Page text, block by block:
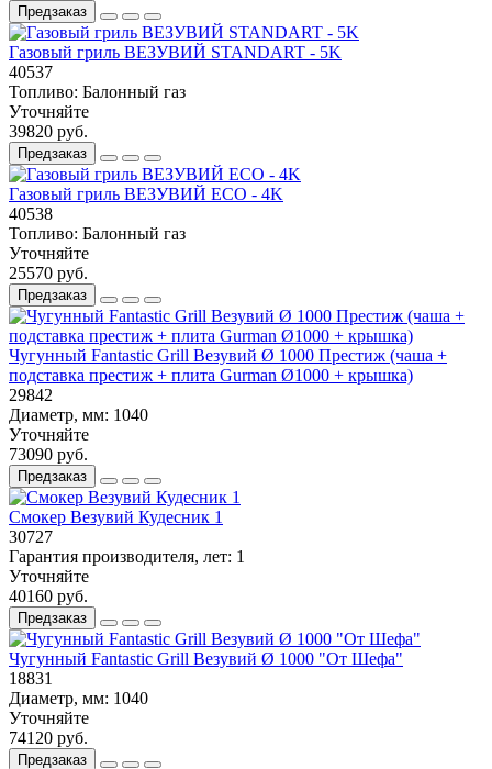
Предзаказ
Газовый гриль ВЕЗУВИЙ STANDART - 5K
40537
Топливо: Балонный газ
Уточняйте
39820 руб.
Предзаказ
Газовый гриль ВЕЗУВИЙ ECO - 4K
40538
Топливо: Балонный газ
Уточняйте
25570 руб.
Предзаказ
Чугунный Fantastic Grill Везувий Ø 1000 Престиж (чаша +
подставка престиж + плита Gurman Ø1000 + крышка)
29842
Диаметр, мм: 1040
Уточняйте
73090 руб.
Предзаказ
Смокер Везувий Кудесник 1
30727
Гарантия производителя, лет: 1
Уточняйте
40160 руб.
Предзаказ
Чугунный Fantastic Grill Везувий Ø 1000 "От Шефа"
18831
Диаметр, мм: 1040
Уточняйте
74120 руб.
Предзаказ